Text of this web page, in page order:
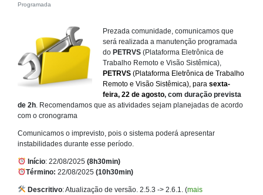
Programada
Prezada comunidade, comunicamos que
será realizada a manutenção programada
do PETRVS (Plataforma Eletrônica de
Trabalho Remoto e Visão Sistêmica),
PETRVS (Plataforma Eletrônica de Trabalho
Remoto e Visão Sistêmica), para sexta-
feira, 22 de agosto, com duração prevista
de 2h . Recomendamos que as atividades sejam planejadas de acordo
com o cronograma
Comunicamos o imprevisto, pois o sistema poderá apresentar
instabilidades durante esse período.
Início: 22/08/2025 (8h30min)
Término: 22/08/2025 (10h30min)
Descritivo: Atualização de versão. 2.5.3 -> 2.6.1. (mais